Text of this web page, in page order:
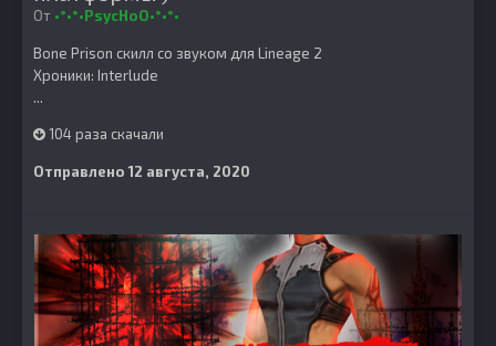
От •°•°•PsycHoO•°•°•
Bone Prison скилл со звуком для Lineage 2
Хроники: Interlude
...
104 раза скачали
Отправлено12 августа, 2020